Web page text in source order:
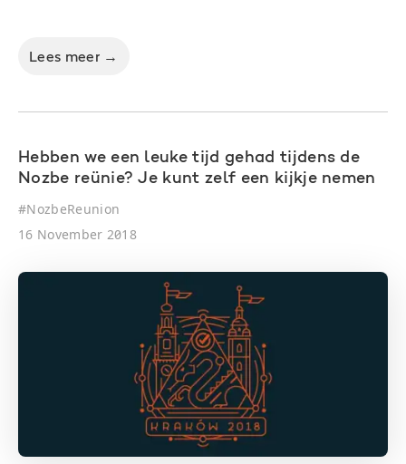
Lees meer →
Hebben we een leuke tijd gehad tijdens de
Nozbe reünie? Je kunt zelf een kijkje nemen
#NozbeReunion
16 November 2018